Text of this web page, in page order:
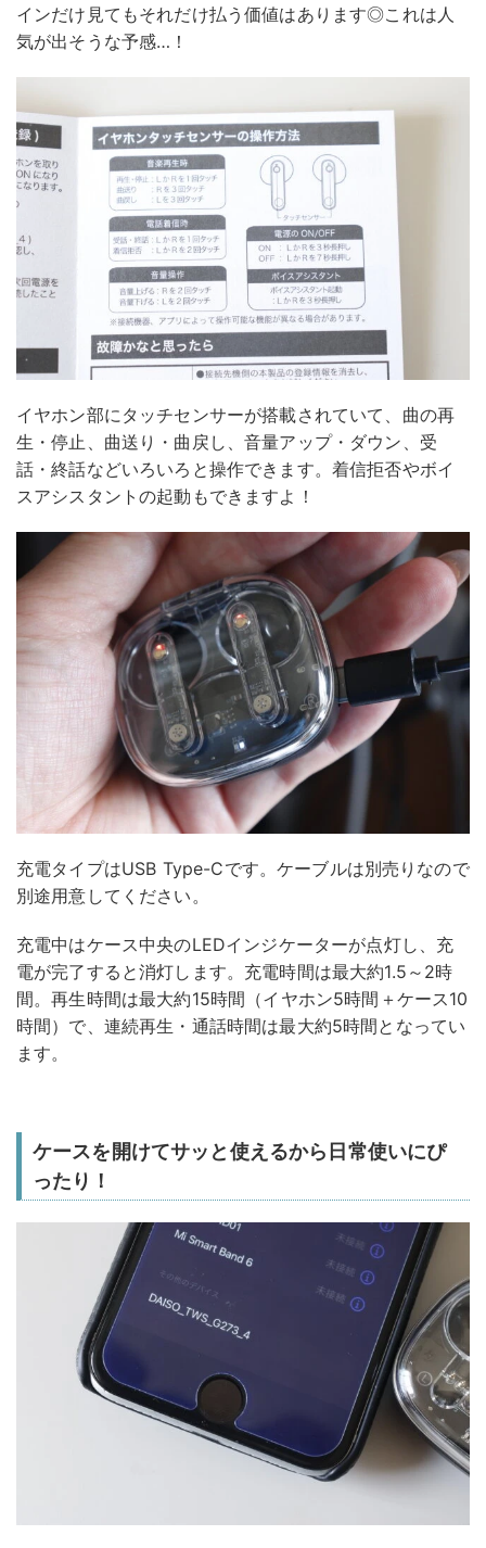
インだけ見てもそれだけ払う価値はあります◎これは人
気が出そうな予感…！
イヤホン部にタッチセンサーが搭載されていて、曲の再
生・停止、曲送り・曲戻し、音量アップ・ダウン、受
話・終話などいろいろと操作できます。着信拒否やボイ
スアシスタントの起動もできますよ！
充電タイプはUSB Type-Cです。ケーブルは別売りなので
別途用意してください。
充電中はケース中央のLEDインジケーターが点灯し、充
電が完了すると消灯します。充電時間は最大約1.5～2時
間。再生時間は最大約15時間（イヤホン5時間＋ケース10
時間）で、連続再生・通話時間は最大約5時間となってい
ます。
ケースを開けてサッと使えるから日常使いにぴ
ったり！